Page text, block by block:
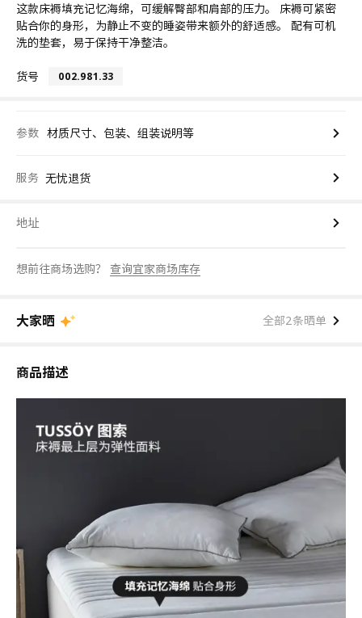
这款床褥填充记忆海绵，可缓解臀部和肩部的压力。 床褥可紧密
贴合你的身形，为静止不变的睡姿带来额外的舒适感。 配有可机
洗的垫套，易于保持干净整洁。
货号 002.981.33
参数 材质尺寸、包装、组装说明等
服务 无忧退货
地址
想前往商场选购？ 查询宜家商场库存
大家晒 全部2条晒单
商品描述